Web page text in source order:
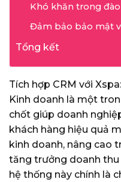
Khó khăn trong
Đảm bảo bảo mật
Tổng kết
Tích hợp CRM với
Kinh doanh là một
chốt giúp doanh
khách hàng hiệu quả
kinh doanh, nâng cao
tăng trưởng doanh thu
hệ thống này chính là